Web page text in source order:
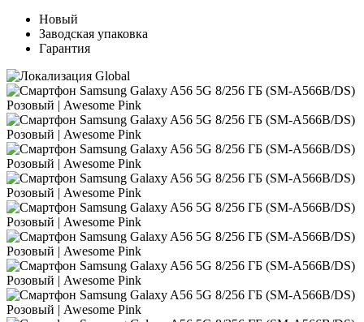
Новый
Заводская упаковка
Гарантия